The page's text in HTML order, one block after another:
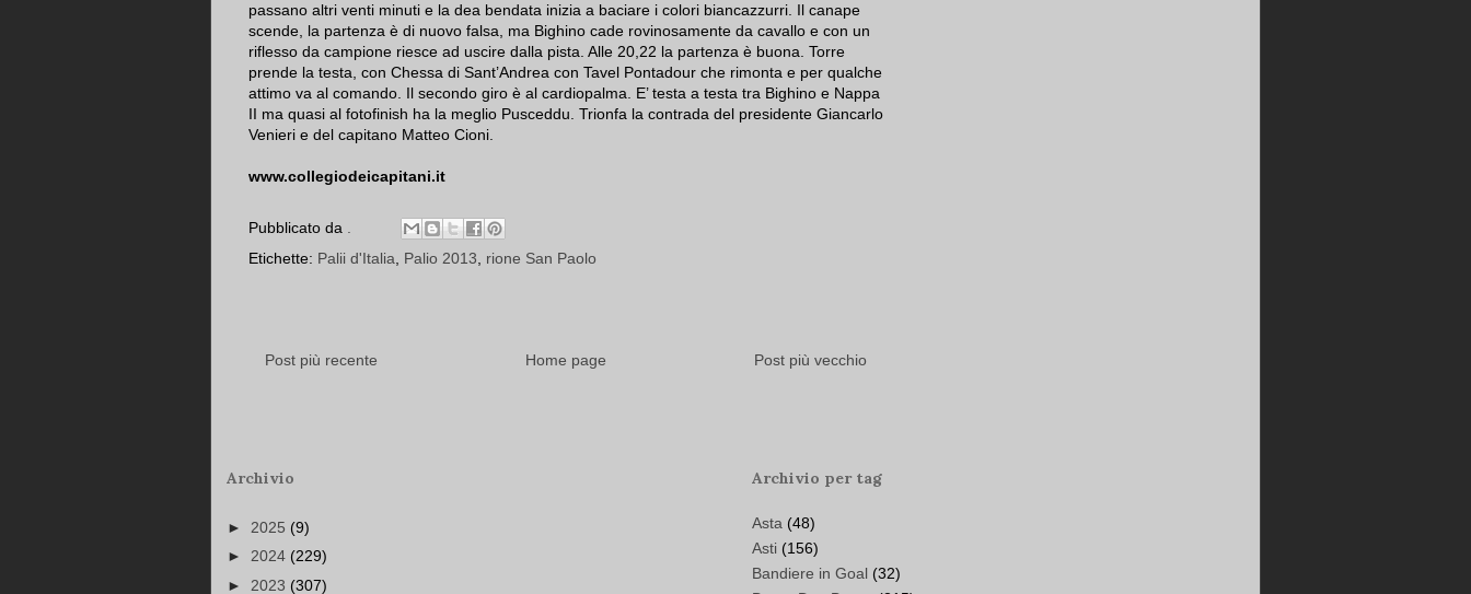
passano altri venti minuti e la dea bendata inizia a baciare i colori biancazzurri. Il canape
scende, la partenza è di nuovo falsa, ma Bighino cade rovinosamente da cavallo e con un
riflesso da campione riesce ad uscire dalla pista. Alle 20,22 la partenza è buona. Torre
prende la testa, con Chessa di Sant’Andrea con Tavel Pontadour che rimonta e per qualche
attimo va al comando. Il secondo giro è al cardiopalma. E’ testa a testa tra Bighino e Nappa
II ma quasi al fotofinish ha la meglio Pusceddu. Trionfa la contrada del presidente Giancarlo
Venieri e del capitano Matteo Cioni.
www.collegiodeicapitani.it
Pubblicato da
Etichette: Palii d'Italia, Palio 2013, rione San Paolo
Post più recente Post più vecchio
Home page
Archivio
► 2025 (9)
► 2024 (229)
► 2023 (307)
Archivio per tag
Asta (48)
Asti (156)
Bandiere in Goal (32)